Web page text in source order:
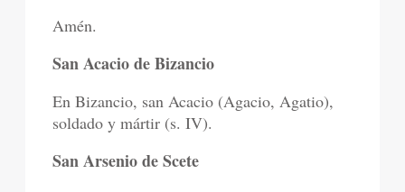
Amén.
San Acacio de Bizancio
En Bizancio, san Acacio (Agacio, Agatio),
soldado y mártir (s. IV).
San Arsenio de Scete